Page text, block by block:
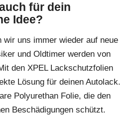
für dein
Idee?
wir uns immer wieder auf neue
und Oldtimer werden von
den XPEL Lackschutzfolien
Lösung für deinen Autolack.
Polyurethan Folie, die den
Beschädigungen schützt.